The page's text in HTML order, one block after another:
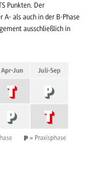
Punkten. Der
A- als auch in der B-Phase
ausschließlich in